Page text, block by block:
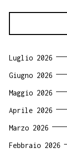
Luglio 2026
Giugno 2026
Maggio 2026
Aprile 2026
Marzo 2026
Febbraio 2026